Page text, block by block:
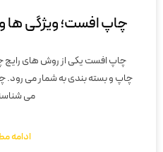
چاپ افست؛ ویژگی ها و
چاپ افست یکی از روش های
چاپ و بسته بندی به شمار می رود.
می
ادامه